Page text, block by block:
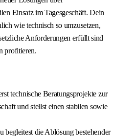
Einsatz im Tagesgeschäft. Dein
wie technisch so umzusetzen,
Anforderungen erfüllt sind
profitieren.
technische Beratungsprojekte zur
und stellst einen stabilen sowie
die Ablösung bestehender